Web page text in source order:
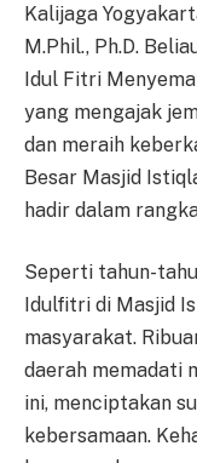
Kalijaga
M.Phil., Ph.D.
Idul Fitri
yang mengajak
dan meraih
Besar Masjid
hadir dalam
Seperti tahun-
Idulfitri di Masjid
masyarakat.
daerah memadati
ini, menciptakan
kebersamaan.